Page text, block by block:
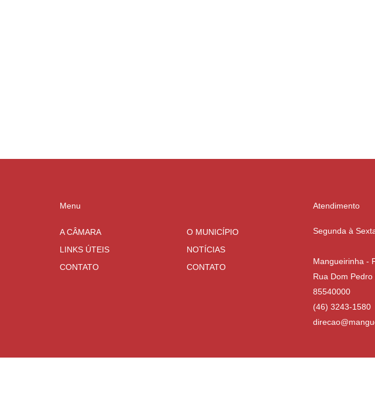
Menu
A CÂMARA
O MUNICÍPIO
LINKS ÚTEIS
NOTÍCIAS
CONTATO
CONTATO
Atendimento
Segunda à
Mangueirinha -
Rua Dom
85540000
(46) 3243-1580